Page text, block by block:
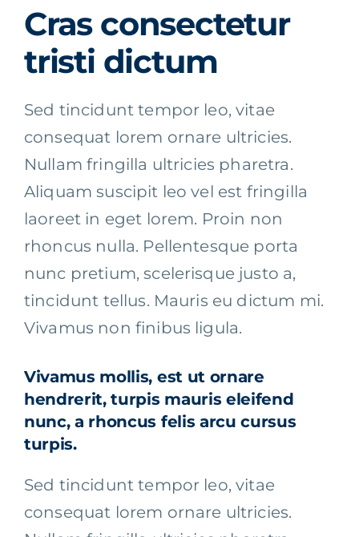
Cras consectetur
tristi dictum
Sed tincidunt tempor leo, vitae
consequat lorem ornare ultricies.
Nullam fringilla ultricies pharetra.
Aliquam suscipit leo vel est fringilla
laoreet in eget lorem. Proin non
rhoncus nulla. Pellentesque porta
nunc pretium, scelerisque justo a,
tincidunt tellus. Mauris eu dictum mi.
Vivamus non finibus ligula.
Vivamus mollis, est ut ornare
hendrerit, turpis mauris eleifend
nunc, a rhoncus felis arcu cursus
turpis.
Sed tincidunt tempor leo, vitae
consequat lorem ornare ultricies.